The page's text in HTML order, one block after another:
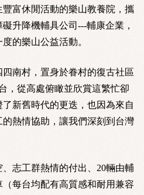
富休閒活動的樂山教養院，攜
升降機輔具公司---輔康企業，
的樂山公益活動。
南村，置身於眷村的復古社區
，從高處俯瞰並欣賞這繁忙卻
新舊時代的更迭，也因為來自
熱情協助，讓我們深刻到台灣
志工群熱情的付出、20輛由輔
每台均配有高質感和耐用兼容